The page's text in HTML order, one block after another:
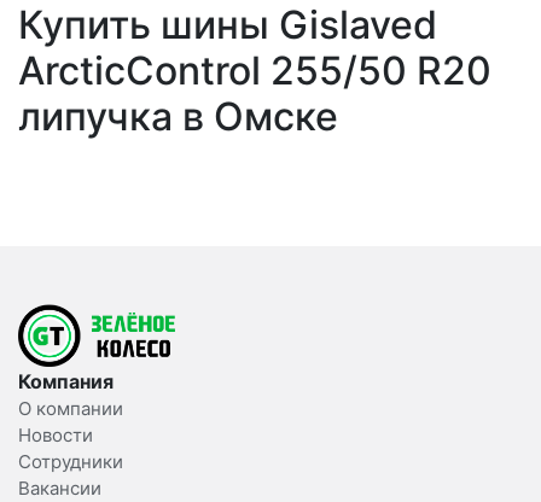
Купить шины Gislaved
ArcticControl 255/50 R20
липучка в Омске
Компания
О компании
Новости
Сотрудники
Вакансии